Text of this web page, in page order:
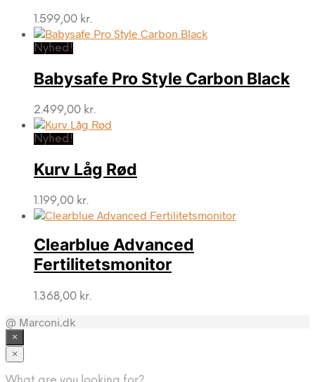
1.599,00 kr.
Nyhed!
Babysafe Pro Style Carbon Black
2.499,00 kr.
Nyhed!
Kurv Låg Rød
1.199,00 kr.
Clearblue Advanced
Fertilitetsmonitor
1.368,00 kr.
@ Marconi.dk
×
×